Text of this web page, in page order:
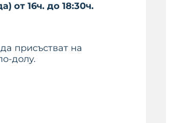
от 16ч. до 18:30ч.
присъстват на
долу.